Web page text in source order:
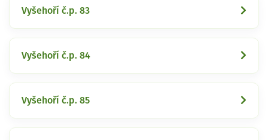
Vyšehoří č.p. 83
Vyšehoří č.p. 84
Vyšehoří č.p. 85